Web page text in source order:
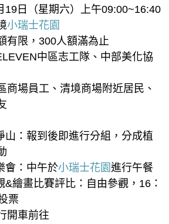
19日（星期六）上午09:00~16:40
小瑞士花園
有限，300人額滿為止
區志工隊、中部美化協
、清境商場附近居民、
：報到後即進行分組，分成植
：中午於小瑞士花園進行午餐
畫比賽評比：自由參觀，16：
票
開車前往